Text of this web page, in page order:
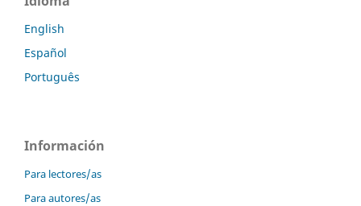
English
Español
Português
Información
Para lectores/as
Para autores/as